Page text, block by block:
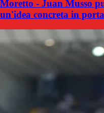
Moretto - Juan Musso
un'idea concreta in